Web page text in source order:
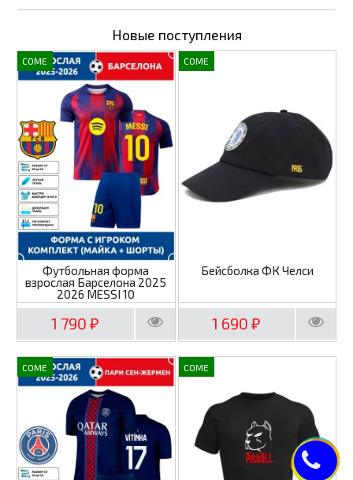
Новые поступления
COME
Футбольная форма
взрослая Барселона 2025
2026 MESSI 10
1 790₽
COME
Бейсболка ФК Челси
1 690₽
COME COME